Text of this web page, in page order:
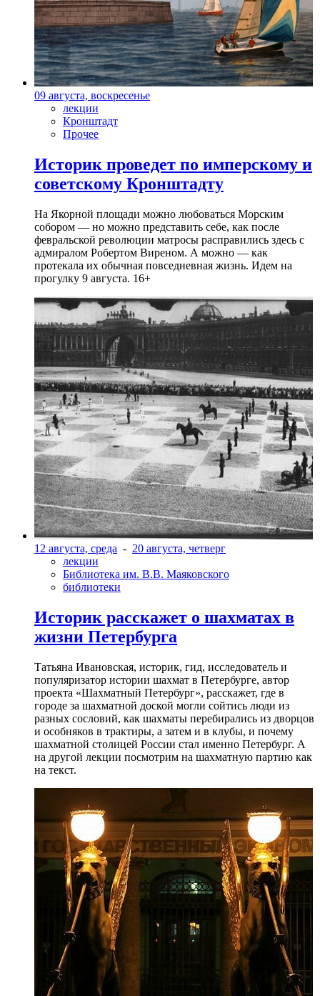
09 августа, воскресенье
лекции
Кронштадт
Прочее
Историк проведет по имперскому и
советскому Кронштадту
На Якорной площади можно любоваться Морским
собором — но можно представить себе, как после
февральской революции матросы расправились здесь с
адмиралом Робертом Виреном. А можно — как
протекала их обычная повседневная жизнь. Идем на
прогулку 9 августа. 16+
12 августа, среда - 20 августа, четверг
лекции
Библиотека им. В.В. Маяковского
библиотеки
Историк расскажет о шахматах в
жизни Петербурга
Татьяна Ивановская, историк, гид, исследователь и
популяризатор истории шахмат в Петербурге, автор
проекта «Шахматный Петербург», расскажет, где в
городе за шахматной доской могли сойтись люди из
разных сословий, как шахматы перебирались из дворцов
и особняков в трактиры, а затем и в клубы, и почему
шахматной столицей России стал именно Петербург. А
на другой лекции посмотрим на шахматную партию как
на текст.